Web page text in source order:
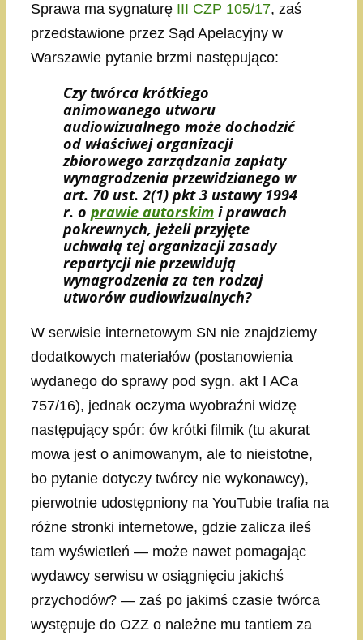
Sprawa ma sygnaturę III CZP 105/17, zaś
przedstawione przez Sąd Apelacyjny w
Warszawie pytanie brzmi następująco:
Czy twórca krótkiego
animowanego utworu
audiowizualnego może dochodzić
od właściwej organizacji
zbiorowego zarządzania zapłaty
wynagrodzenia przewidzianego w
art. 70 ust. 2(1) pkt 3 ustawy 1994
r. o prawie autorskim i prawach
pokrewnych, jeżeli przyjęte
uchwałą tej organizacji zasady
repartycji nie przewidują
wynagrodzenia za ten rodzaj
utworów audiowizualnych?
W serwisie internetowym SN nie znajdziemy
dodatkowych materiałów (postanowienia
wydanego do sprawy pod sygn. akt I ACa
757/16), jednak oczyma wyobraźni widzę
następujący spór: ów krótki filmik (tu akurat
mowa jest o animowanym, ale to nieistotne,
bo pytanie dotyczy twórcy nie wykonawcy),
pierwotnie udostępniony na YouTubie trafia na
różne stronki internetowe, gdzie zalicza ileś
tam wyświetleń — może nawet pomagając
wydawcy serwisu w osiągnięciu jakichś
przychodów? — zaś po jakimś czasie twórca
występuje do OZZ o należne mu tantiem za